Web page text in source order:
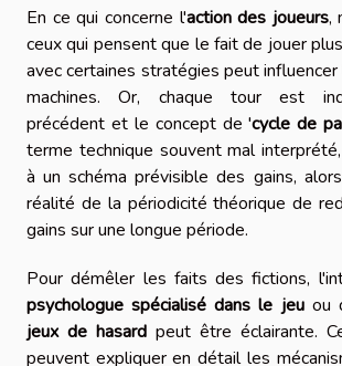
En ce qui concerne l'action des joueurs,
ceux qui pensent que le fait de jouer
avec certaines stratégies peut
machines. Or, chaque tour est
précédent et le concept de 'cycle de
terme technique souvent mal
à un schéma prévisible des gains,
réalité de la périodicité théorique de
gains sur une longue période.
Pour démêler les faits des fictions,
psychologue spécialisé dans le jeuou
jeux de hasard peut être éclairante.
peuvent expliquer en détail les